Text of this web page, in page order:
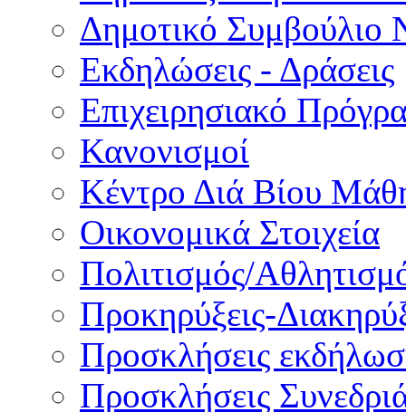
Δημοτικό Συμβούλιο
Εκδηλώσεις - Δράσεις
Επιχειρησιακό
Κανονισμοί
Κέντρο Διά Βίου
Οικονομικά Στοιχεία
Πολιτισμός/
Προκηρύξεις-
Προσκλήσεις
Προσκλήσεις